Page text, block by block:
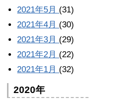
2021年5月 (31)
2021年4月 (30)
2021年3月 (29)
2021年2月 (22)
2021年1月 (32)
2020年